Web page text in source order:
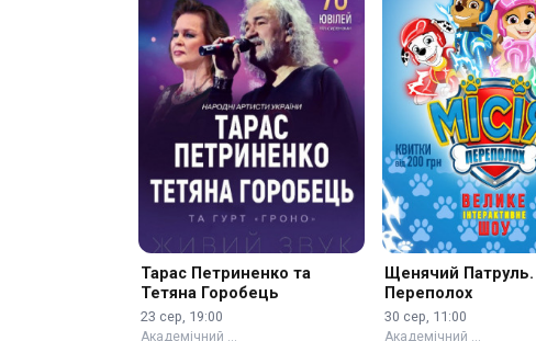
Тарас Петриненко та
Тетяна Горобець
23 сер, 19:00
Академічний …
Щенячий Патруль.
Переполох
30 сер, 11:00
Академічний …